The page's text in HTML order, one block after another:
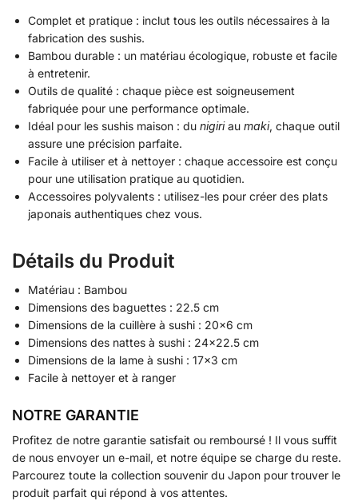
Complet et pratique : inclut tous les outils nécessaires à la
fabrication des sushis.
Bambou durable : un matériau écologique, robuste et facile
à entretenir.
Outils de qualité : chaque pièce est soigneusement
fabriquée pour une performance optimale.
Idéal pour les sushis maison : du nigiriau maki, chaque outil
assure une précision parfaite.
Facile à utiliser et à nettoyer : chaque accessoire est conçu
pour une utilisation pratique au quotidien.
Accessoires polyvalents : utilisez-les pour créer des plats
japonais authentiques chez vous.
Détails du Produit
Matériau : Bambou
Dimensions des baguettes : 22.5 cm
Dimensions de la cuillère à sushi : 20×6 cm
Dimensions des nattes à sushi : 24×22.5 cm
Dimensions de la lame à sushi : 17×3 cm
Facile à nettoyer et à ranger
NOTRE GARANTIE
Profitez de notre garantie satisfait ou remboursé ! Il vous suffit
de nous envoyer un e-mail, et notre équipe se charge du reste.
Parcourez toute la collection souvenir du Japon pour trouver le
produit parfait qui répond à vos attentes.